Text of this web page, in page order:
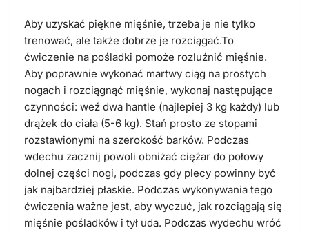
Aby uzyskać piękne mięśnie, trzeba je nie tylko
trenować, ale także dobrze je rozciągać.To
ćwiczenie na pośladki pomoże rozluźnić mięśnie.
Aby poprawnie wykonać martwy ciąg na prostych
nogach i rozciągnąć mięśnie, wykonaj następujące
czynności: weź dwa hantle (najlepiej 3 kg każdy) lub
drążek do ciała (5-6 kg). Stań prosto ze stopami
rozstawionymi na szerokość barków. Podczas
wdechu zacznij powoli obniżać ciężar do połowy
dolnej części nogi, podczas gdy plecy powinny być
jak najbardziej płaskie. Podczas wykonywania tego
ćwiczenia ważne jest, aby wyczuć, jak rozciągają się
mięśnie pośladków i tył uda. Podczas wydechu wróć